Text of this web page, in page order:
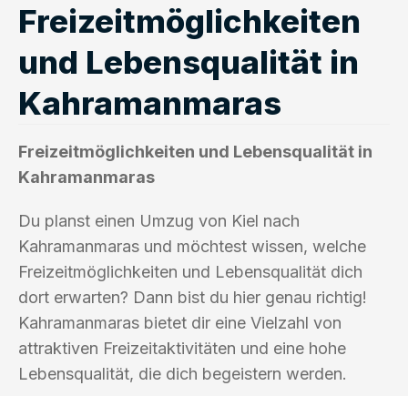
Freizeitmöglichkeiten
und Lebensqualität in
Kahramanmaras
Freizeitmöglichkeiten und Lebensqualität in
Kahramanmaras
Du planst einen Umzug von Kiel nach
Kahramanmaras und möchtest wissen, welche
Freizeitmöglichkeiten und Lebensqualität dich
dort erwarten? Dann bist du hier genau richtig!
Kahramanmaras bietet dir eine Vielzahl von
attraktiven Freizeitaktivitäten und eine hohe
Lebensqualität, die dich begeistern werden.